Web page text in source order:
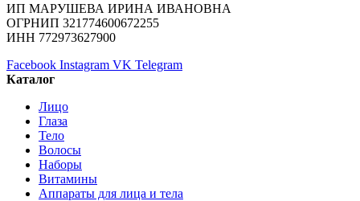
ИП МАРУШЕВА ИРИНА ИВАНОВНА
ОГРНИП 321774600672255
ИНН 772973627900
Facebook Instagram VK Telegram
Каталог
Лицо
Глаза
Тело
Волосы
Наборы
Витамины
Аппараты для лица и тела